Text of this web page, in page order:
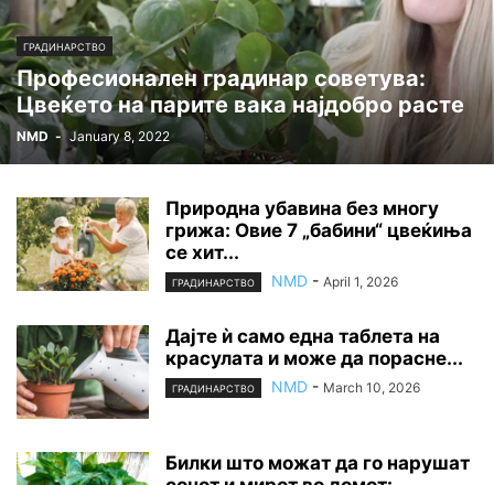
ГРАДИНАРСТВО
Професионален градинар советува:
Цвеќето на парите вака најдобро расте
NMD - January 8, 2022
Природна убавина без многу
грижа: Овие 7 „бабини“ цвеќиња
се хит...
ГРАДИНАРСТВО NMD - April 1, 2026
Дајте ѝ само една таблета на
красулата и може да порасне...
ГРАДИНАРСТВО NMD - March 10, 2026
Билки што можат да го нарушат